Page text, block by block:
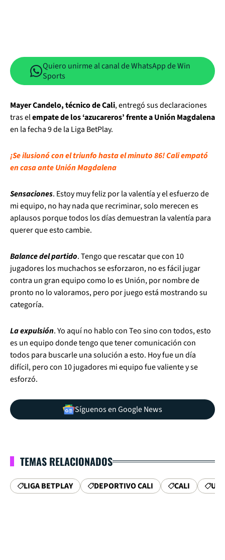
Quiero unirme al canal de WhatsApp de Win
Sports
Mayer Candelo, técnico de Cali, entregó sus declaraciones
tras elempate de los ‘azucareros’ frente a Unión Magdalena
en la fecha 9 de la Liga BetPlay.
¡Se ilusionó con el triunfo hasta el minuto 86! Cali empató
en casa ante Unión Magdalena
Sensaciones. Estoy muy feliz por la valentía y el esfuerzo de
mi equipo, no hay nada que recriminar, solo merecen es
aplausos porque todos los días demuestran la valentía para
querer que esto cambie.
Balance del partido. Tengo que rescatar que con 10
jugadores los muchachos se esforzaron, no es fácil jugar
contra un gran equipo como lo es Unión, por nombre de
pronto no lo valoramos, pero por juego está mostrando su
categoría.
La expulsión. Yo aquí no hablo con Teo sino con todos, esto
es un equipo donde tengo que tener comunicación con
todos para buscarle una solución a esto. Hoy fue un día
difícil, pero con 10 jugadores mi equipo fue valiente y se
esforzó.
Síguenos en Google News
TEMAS RELACIONADOS
LIGA BETPLAY DEPORTIVO CALI CALI